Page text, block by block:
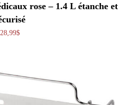
rose – 1.4 L étanche et
28,99$